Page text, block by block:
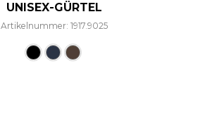
UNISEX-GÜRTEL
Artikelnummer: 1917.9025